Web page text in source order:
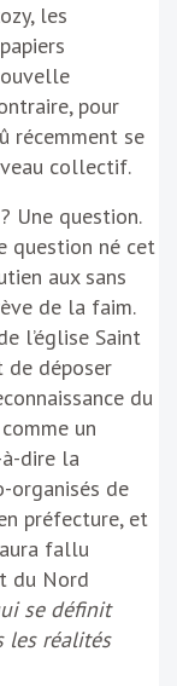
les
pour
récemment se
collectif.
Une question.
question né cet
aux sans
de la faim.
l’église Saint
déposer
du
un
dire la
organisés de
préfecture, et
fallu
du Nord
se définit
les réalités